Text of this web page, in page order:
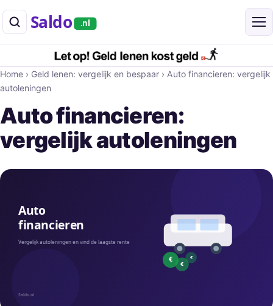
Saldo .nl
Home › Geld lenen: vergelijk en bespaar › Auto financieren: vergelijk
autoleningen
Auto financieren:
vergelijk autoleningen